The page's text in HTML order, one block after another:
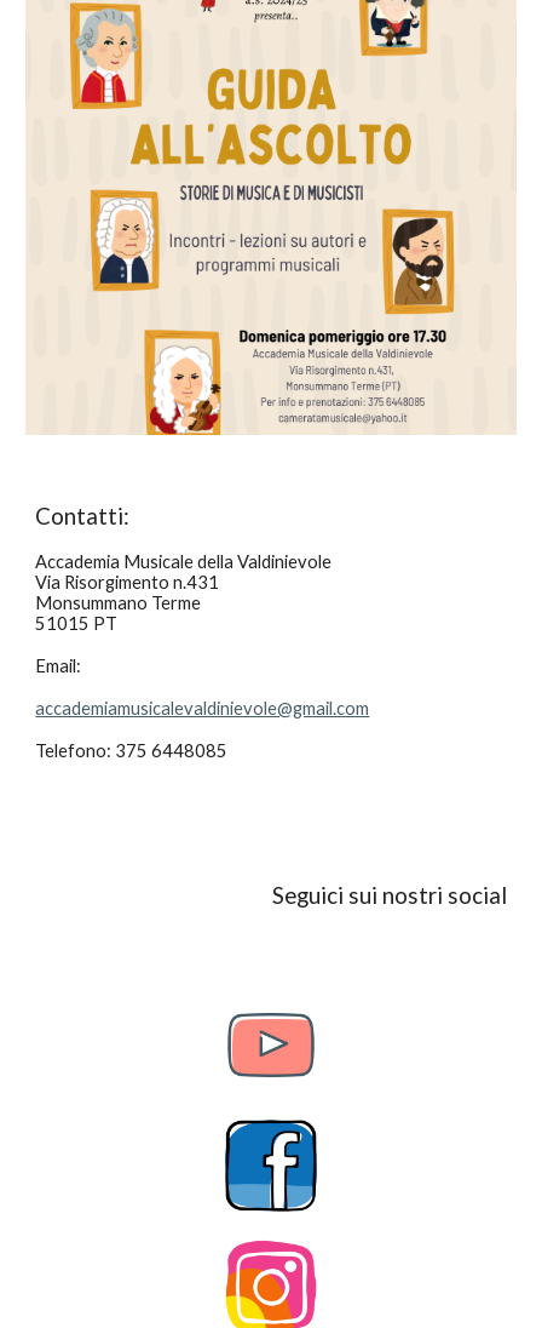
Contatti:
Accademia Musicale della Valdinievole
Via Risorgimento n.431
Monsummano Terme
51015 PT
Email:
accademiamusicalevaldinievole@gmail.com
Telefono: 375 6448085
Seguici sui nostri social